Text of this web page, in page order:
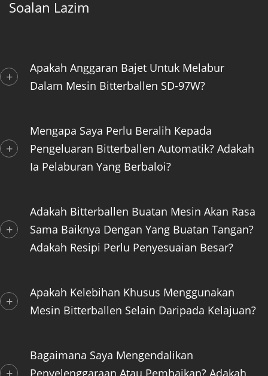
Soalan Lazim
Apakah Anggaran Bajet Untuk Melabur
Dalam Mesin Bitterballen SD-97W?
Mengapa Saya Perlu Beralih Kepada
Pengeluaran Bitterballen Automatik? Adakah
Ia Pelaburan Yang Berbaloi?
Adakah Bitterballen Buatan Mesin Akan Rasa
Sama Baiknya Dengan Yang Buatan Tangan?
Adakah Resipi Perlu Penyesuaian Besar?
Apakah Kelebihan Khusus Menggunakan
Mesin Bitterballen Selain Daripada Kelajuan?
Bagaimana Saya Mengendalikan